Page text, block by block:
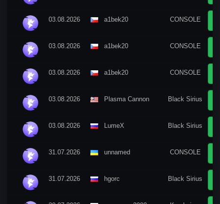
03.08.2026 a1bek20 CONSOLE
03.08.2026 a1bek20 CONSOLE
03.08.2026 a1bek20 CONSOLE
03.08.2026 Plasma Cannon Black Sirius
03.08.2026 LumeX Black Sirius
31.07.2026 unnamed CONSOLE
31.07.2026 hgorc Black Sirius